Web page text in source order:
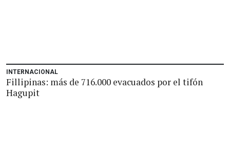
INTERNACIONAL
Fillipinas: más de 716.000 evacuados por el tifón
Hagupit